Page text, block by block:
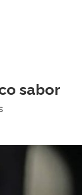
sabor